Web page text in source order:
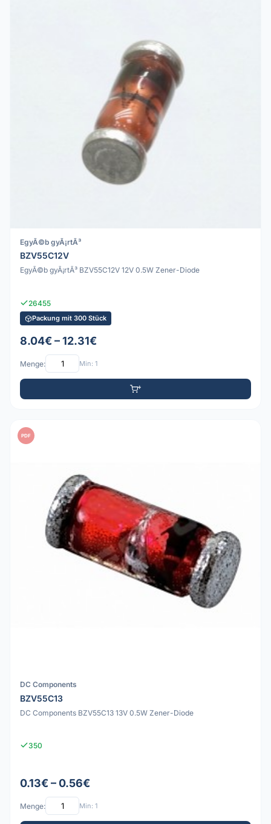
EgyÃ©b gyÃ¡rtÃ³
BZV55C12V
EgyÃ©b gyÃ¡rtÃ³ BZV55C12V 12V 0.5W Zener-Diode
26455
Packung mit 300 Stück
8.04€ – 12.31€
Menge: Min: 1
PDF
DC Components
BZV55C13
DC Components BZV55C13 13V 0.5W Zener-Diode
350
0.13€ – 0.56€
Menge: Min: 1